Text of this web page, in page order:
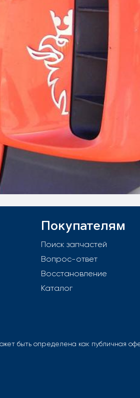
Покупателям
Поиск запчастей
Вопрос-ответ
Восстановление
Каталог
быть определена как публичная